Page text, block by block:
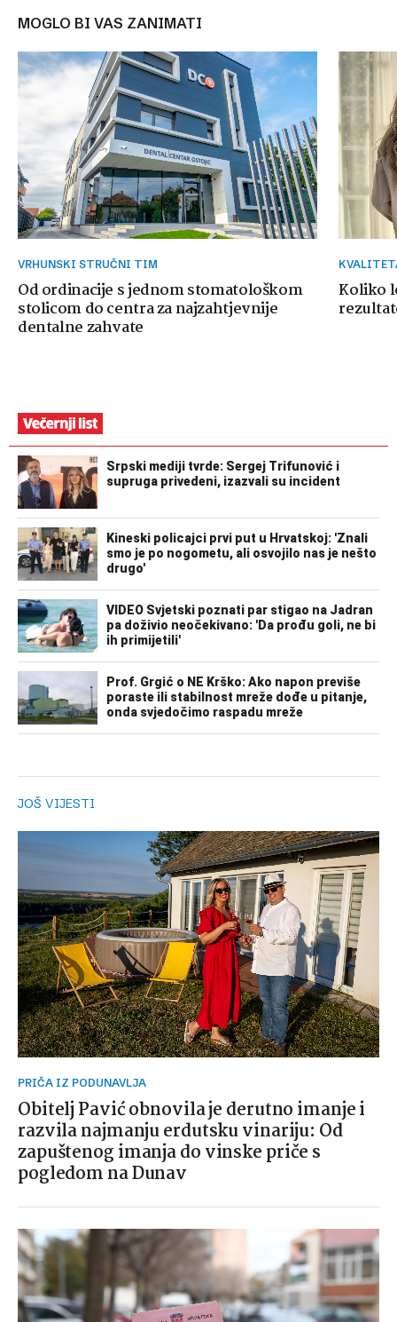
MOGLO BI VAS ZANIMATI
VRHUNSKI STRUČNI TIM
Od ordinacije s jednom stomatološkom
stolicom do centra za najzahtjevnije
dentalne zahvate
Koliko
JOŠ VIJESTI
PRIČA IZ PODUNAVLJA
Obitelj Pavić obnovila je derutno imanje i
razvila najmanju erdutsku vinariju: Od
zapuštenog imanja do vinske priče s
pogledom na Dunav